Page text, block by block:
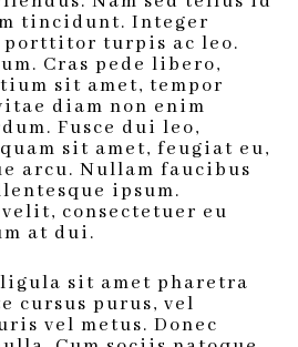
tincidunt. Integer
porttitor turpis ac leo.
Cras pede libero,
sit amet, tempor
diam non enim
Fusce dui leo,
sit amet, feugiat eu,
arcu. Nullam faucibus
ipsum.
consectetuer eu
at dui.
sit amet pharetra
cursus purus, vel
vel metus. Donec